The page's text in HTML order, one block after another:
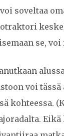
soveltaa
se,
voi tässä
kohteessa.